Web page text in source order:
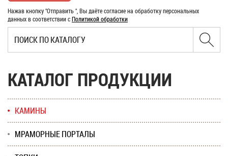
Нажав кнопку "Отправить ", Вы даёте согласие на обработку персональных
данных в соответствии сПолитикой обработки
КАТАЛОГ ПРОДУКЦИИ
КАМИНЫ
МРАМОРНЫЕ ПОРТАЛЫ